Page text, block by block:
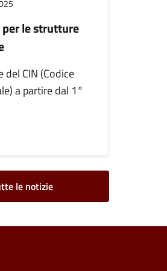
le strutture
del CIN (Codice
a partire dal 1°
le notizie